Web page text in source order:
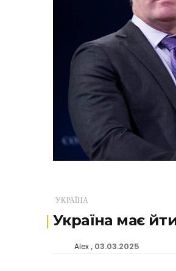
УКРАЇНА
Україна має
Alex 03.03.2025